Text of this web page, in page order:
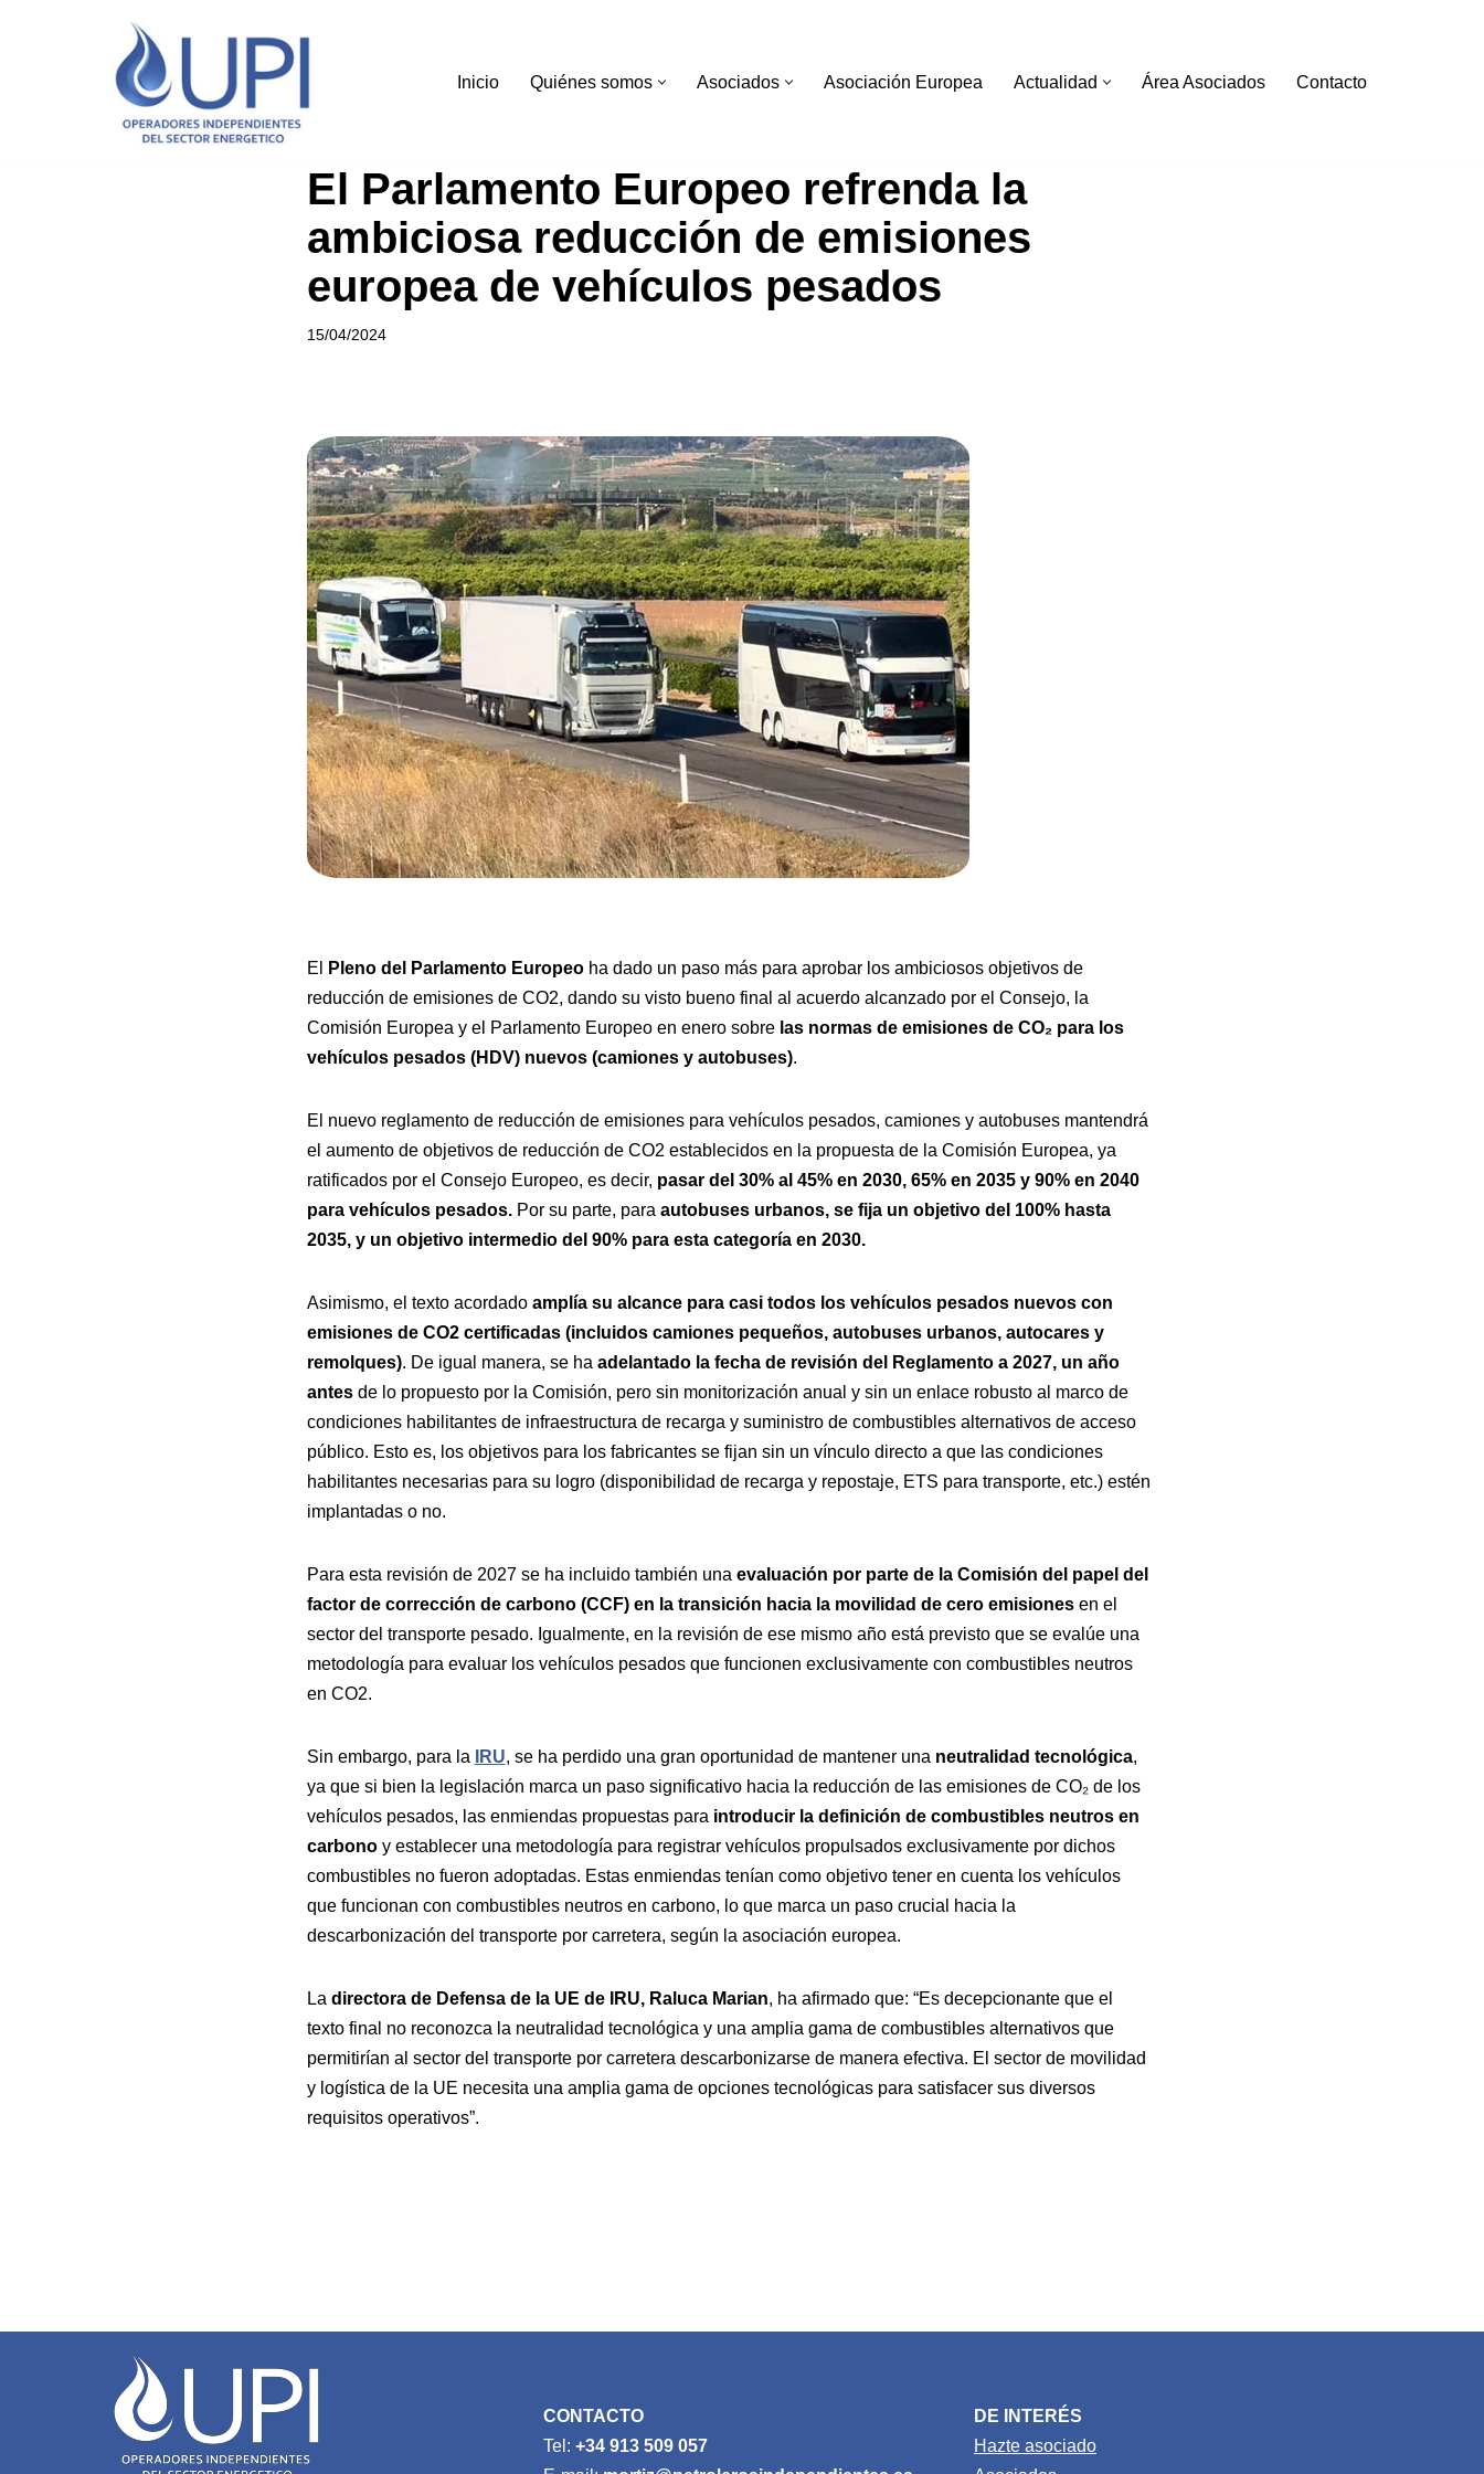
Inicio Quiénes somos Asociados Asociación Europea Actualidad Área Asociados Contacto
El Parlamento Europeo refrenda la
ambiciosa reducción de emisiones
europea de vehículos pesados
15/04/2024
El Pleno del Parlamento Europeoha dado un paso más para aprobar los ambiciosos objetivos de
reducción de emisiones de CO2, dando su visto bueno final al acuerdo alcanzado por el Consejo, la
Comisión Europea y el Parlamento Europeo en enero sobre las normas de emisiones de CO₂ para los
vehículos pesados (HDV) nuevos (camiones y autobuses).
El nuevo reglamento de reducción de emisiones para vehículos pesados, camiones y autobuses mantendrá
el aumento de objetivos de reducción de CO2 establecidos en la propuesta de la Comisión Europea, ya
ratificados por el Consejo Europeo, es decir, pasar del 30% al 45% en 2030, 65% en 2035 y 90% en 2040
para vehículos pesados.Por su parte, para autobuses urbanos, se fija un objetivo del 100% hasta
2035, y un objetivo intermedio del 90% para esta categoría en 2030.
Asimismo, el texto acordado amplía su alcance para casi todos los vehículos pesados nuevos con
emisiones de CO2 certificadas (incluidos camiones pequeños, autobuses urbanos, autocares y
remolques). De igual manera, se ha adelantado la fecha de revisión del Reglamento a 2027, un año
antes de lo propuesto por la Comisión, pero sin monitorización anual y sin un enlace robusto al marco de
condiciones habilitantes de infraestructura de recarga y suministro de combustibles alternativos de acceso
público. Esto es, los objetivos para los fabricantes se fijan sin un vínculo directo a que las condiciones
habilitantes necesarias para su logro (disponibilidad de recarga y repostaje, ETS para transporte, etc.) estén
implantadas o no.
Para esta revisión de 2027 se ha incluido también una evaluación por parte de la Comisión del papel del
factor de corrección de carbono (CCF) en la transición hacia la movilidad de cero emisiones en el
sector del transporte pesado. Igualmente, en la revisión de ese mismo año está previsto que se evalúe una
metodología para evaluar los vehículos pesados que funcionen exclusivamente con combustibles neutros
en CO2.
Sin embargo, para la IRU, se ha perdido una gran oportunidad de mantener una neutralidad tecnológica,
ya que si bien la legislación marca un paso significativo hacia la reducción de las emisiones de CO₂ de los
vehículos pesados, las enmiendas propuestas para introducir la definición de combustibles neutros en
carbonoy establecer una metodología para registrar vehículos propulsados exclusivamente por dichos
combustibles no fueron adoptadas. Estas enmiendas tenían como objetivo tener en cuenta los vehículos
que funcionan con combustibles neutros en carbono, lo que marca un paso crucial hacia la
descarbonización del transporte por carretera, según la asociación europea.
La directora de Defensa de la UE de IRU, Raluca Marian, ha afirmado que: “Es decepcionante que el
texto final no reconozca la neutralidad tecnológica y una amplia gama de combustibles alternativos que
permitirían al sector del transporte por carretera descarbonizarse de manera efectiva. El sector de movilidad
y logística de la UE necesita una amplia gama de opciones tecnológicas para satisfacer sus diversos
requisitos operativos”.
CONTACTO
Tel: +34 913 509 057
DE INTERÉS
Hazte asociado